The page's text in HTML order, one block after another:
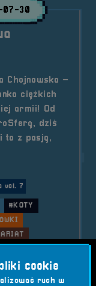
07-30
Chojnowska –
ciężkich
armii! Od
dziś
to z pasją,
vol. 7
#KOTY
Crew &#8211;
cookie
ruch w